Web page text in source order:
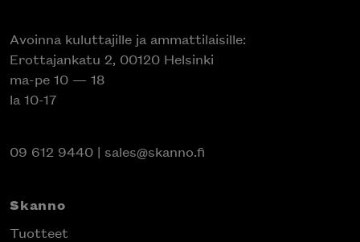
Avoinna kuluttajille ja ammattilaisille:
Erottajankatu 2, 00120 Helsinki
ma-pe 10 — 18
la 10-17
09 612 9440 | sales@skanno.fi
Skanno
Tuotteet